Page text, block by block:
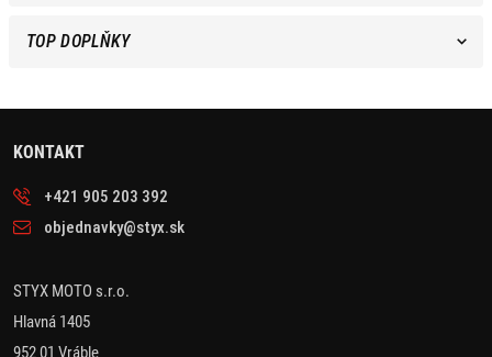
TOP DOPLŇKY
KONTAKT
+421 905 203 392
objednavky@styx.sk
STYX MOTO s.r.o.
Hlavná 1405
952 01 Vráble